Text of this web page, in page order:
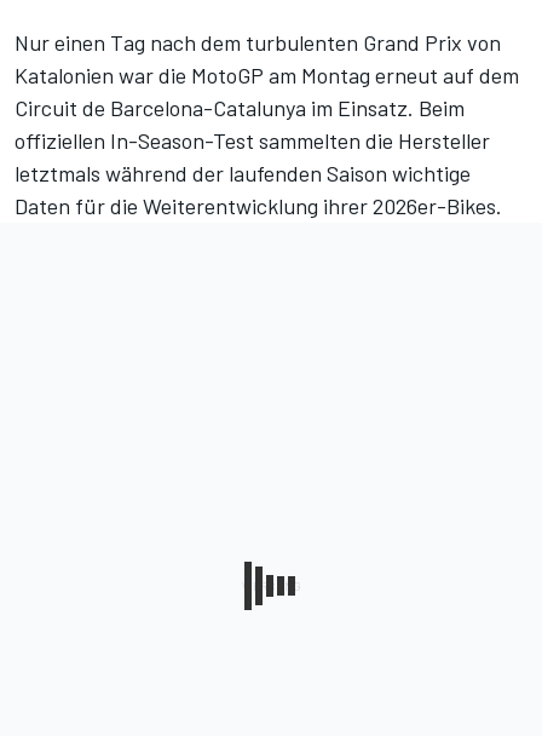
Nur einen Tag nach dem turbulenten Grand Prix von
Katalonien war die MotoGP am Montag erneut auf dem
Circuit de Barcelona-Catalunya im Einsatz. Beim
offiziellen In-Season-Test sammelten die Hersteller
letztmals während der laufenden Saison wichtige
Daten für die Weiterentwicklung ihrer 2026er-Bikes.